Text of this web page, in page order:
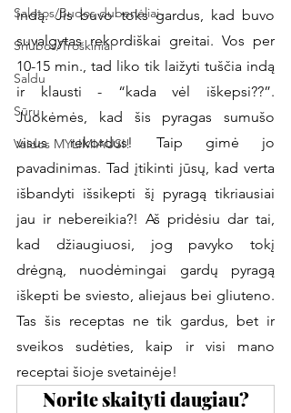
Salotos/Budos dubenėliai
Sriubos/Troškiniai
Saldu
Sūru
Vaidos MYLIMIAUSI!
indą. Jis buvo toks gardus, kad buvo
suvalgytas rekordiškai greitai. Vos per
10-15 min., tad liko tik laižyti tuščia indą
ir klausti - “kada vėl iškepsi??”.
Juokėmės, kad šis pyragas sumušo
visus rekordus! Taip gimė jo
pavadinimas. Tad įtikinti jūsų, kad verta
išbandyti išsikepti šį pyragą tikriausiai
jau ir nebereikia?! Aš pridėsiu dar tai,
kad džiaugiuosi, jog pavyko tokį
drėgną, nuodėmingai gardų pyragą
iškepti be sviesto, aliejaus bei gliuteno.
Tas šis receptas ne tik gardus, bet ir
sveikos sudėties, kaip ir visi mano
receptai šioje svetainėje!
Norite skaityti daugiau?